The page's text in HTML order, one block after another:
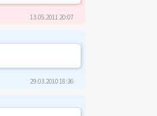
13.05.2011 20:07
29.03.2010 18:36